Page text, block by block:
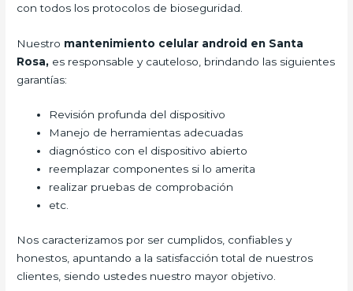
con todos los protocolos de bioseguridad.
Nuestro mantenimiento celular android en Santa
Rosa, es responsable y cauteloso, brindando las siguientes
garantías:
Revisión profunda del dispositivo
Manejo de herramientas adecuadas
diagnóstico con el dispositivo abierto
reemplazar componentes si lo amerita
realizar pruebas de comprobación
etc.
Nos caracterizamos por ser cumplidos, confiables y
honestos, apuntando a la satisfacción total de nuestros
clientes, siendo ustedes nuestro mayor objetivo.